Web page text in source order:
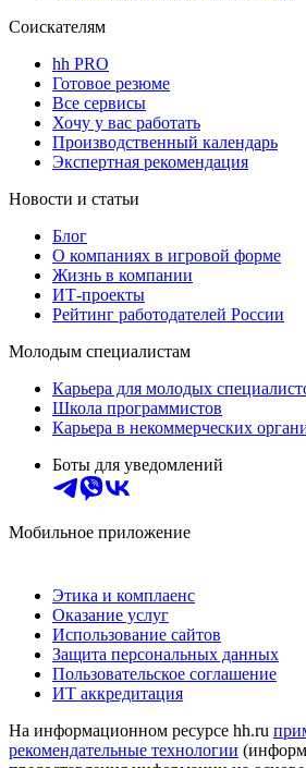
Соискателям
hh PRO
Готовое резюме
Все сервисы
Хочу у вас работать
Производственный календарь
Экспертная рекомендация
Новости и статьи
Блог
О компаниях в игровой форме
Жизнь в компании
ИТ-проекты
Рейтинг работодателей России
Молодым специалистам
Карьера для молодых
Школа программистов
Карьера в некоммерческих
Боты для уведомлений
Мобильное приложение
Этика и комплаенс
Оказание услуг
Использование сайтов
Защита персональных данных
Пользовательское соглашение
ИТ аккредитация
На информационном ресурсе hh.ru
рекомендательные технологии